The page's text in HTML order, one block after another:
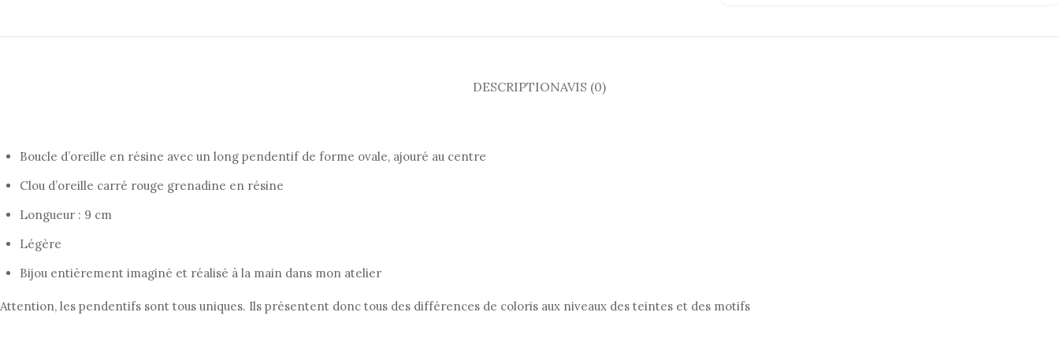
DESCRIPTIONAVIS (0)
Boucle d’oreille en résine avec un long pendentif de forme ovale, ajouré au centre
Clou d’oreille carré rouge grenadine en résine
Longueur : 9 cm
Légère
Bijou entièrement imaginé et réalisé à la main dans mon atelier
Attention, les pendentifs sont tous uniques. Ils présentent donc tous des différences de coloris aux niveaux des teintes et des motifs